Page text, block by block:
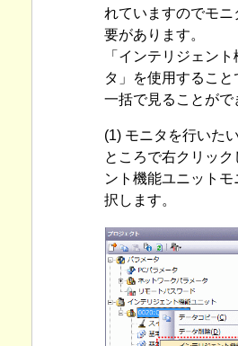
れていますのでモ
要があります。
「インテリジェン
タ」を使用するこ
一括で見ることがで
(1) モニタを行いた
ところで右クリック
ント機能ユニット
択します。